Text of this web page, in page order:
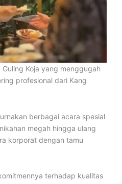
Koja yang menggugah
profesional dari Kang
berbagai acara spesial
megah hingga ulang
korporat dengan tamu
terhadap kualitas